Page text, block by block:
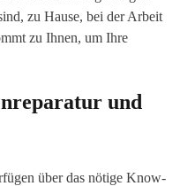
zu Hause, bei der Arbeit
zu Ihnen, um Ihre
und
über das nötige Know-